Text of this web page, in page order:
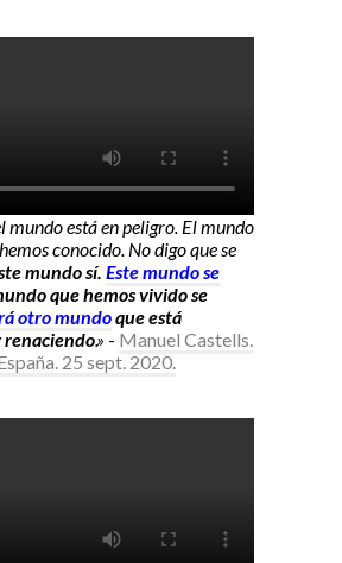
mundo está en peligro. El mundo
conocido. No digo que se
mundo sí. Este mundo se
que hemos vivido se
otro mundoque está
renaciendo.» - Manuel Castells.
25 sept. 2020.